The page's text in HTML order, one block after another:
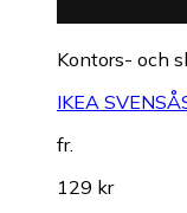
Kontors- och
IKEA
fr.
129 kr